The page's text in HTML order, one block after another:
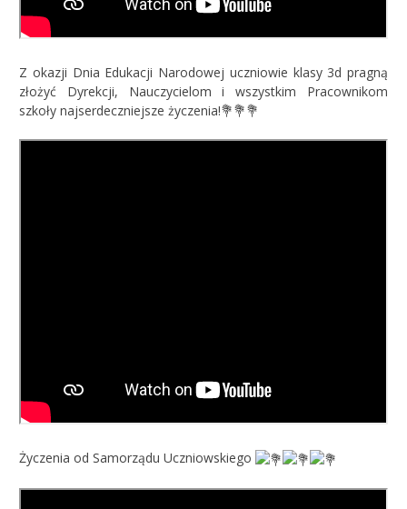
Z okazji Dnia Edukacji Narodowej uczniowie klasy 3d pragną
złożyć Dyrekcji, Nauczycielom i wszystkim Pracownikom
szkoły najserdeczniejsze życzenia!💐💐💐
Życzenia od Samorządu Uczniowskiego